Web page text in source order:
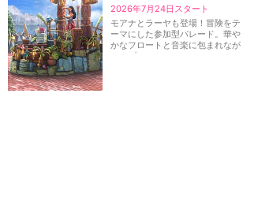
2026年7月24日スタート
モアナとラーヤも登場！冒険をテ
ーマにした参加型パレード。華や
かなフロートと音楽に包まれなが
ら、プリンセスた...